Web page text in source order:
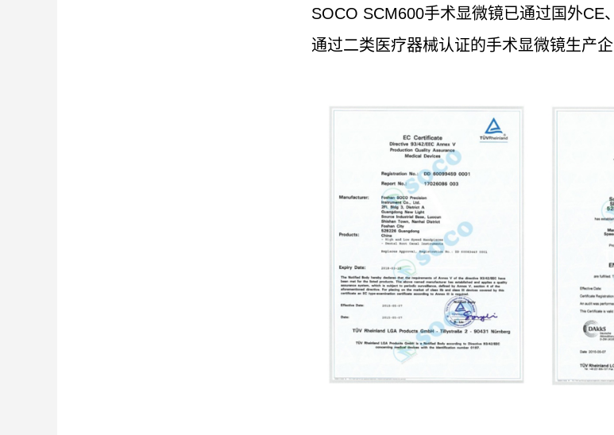
SOCO SCM600手术显微镜已通过国外
通过二类医疗器械认证的手术显微镜生产企